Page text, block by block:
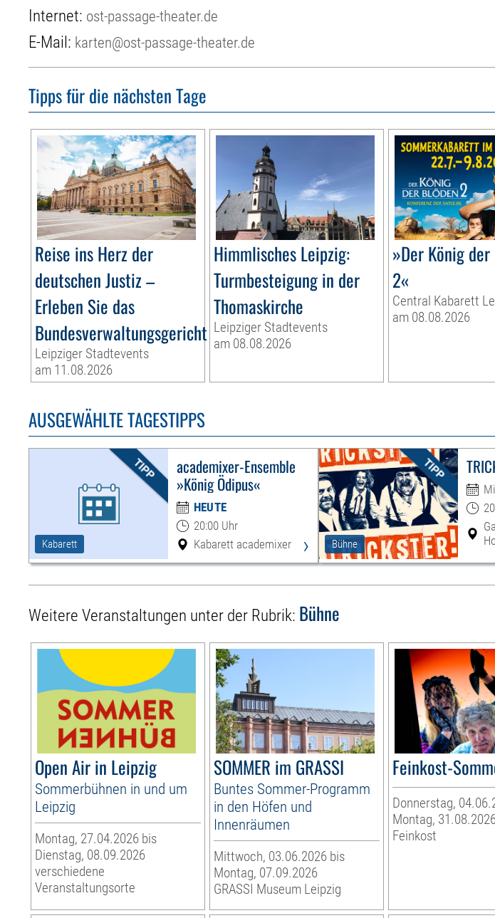
Internet: ost-passage-theater.de
E-Mail: karten@ost-passage-theater.de
Tipps für die nächsten Tage
Reise ins Herz der
deutschen Justiz –
Erleben Sie das
Bundesverwaltungsgericht
Leipziger Stadtevents
am 11.08.2026
Himmlisches Leipzig:
Turmbesteigung in der
Thomaskirche
Leipziger Stadtevents
am 08.08.2026
»Der König
2«
Central Kabarett
am 08.08.2026
AUSGEWÄHLTE TAGESTIPPS
Kabarett
academixer-Ensemble
»König Ödipus«
HEUTE
20:00 Uhr
Kabarett academixer
› Bühne
Weitere Veranstaltungen unter der Rubrik: Bühne
Open Air in Leipzig
Sommerbühnen in und um
Leipzig
Montag, 27.04.2026 bis
Dienstag, 08.09.2026
verschiedene
Veranstaltungsorte
SOMMER im GRASSI
Buntes Sommer-Programm
in den Höfen und
Innenräumen
Mittwoch, 03.06.2026 bis
Montag, 07.09.2026
GRASSI Museum Leipzig
Feinkost-
Donnerstag,
Montag,
Feinkost